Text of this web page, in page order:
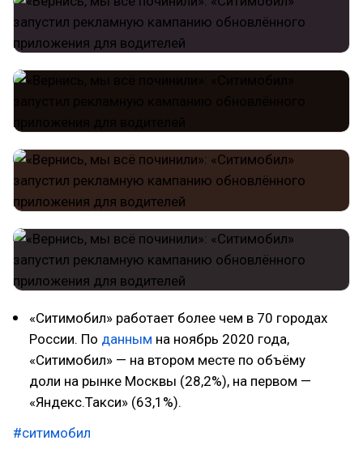
«Ситимобил» работает более чем в 70 городах
России. По данным на ноябрь 2020 года,
«Ситимобил» — на втором месте по объёму
доли на рынке Москвы (28,2%), на первом —
«Яндекс.Такси» (63,1%).
#ситимобил